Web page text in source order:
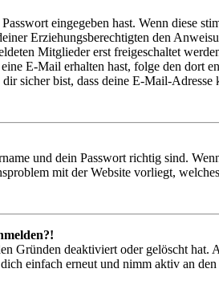
eingegeben hast. Wenn diese
Erziehungsberechtigten den
Mitglieder erst freigeschaltet
E-Mail erhalten hast, folge den dort
sicher bist, dass deine E-Mail-
und dein Passwort richtig sind.
mit der Website vorliegt,
Gründen deaktiviert oder gelöscht
einfach erneut und nimm aktiv an